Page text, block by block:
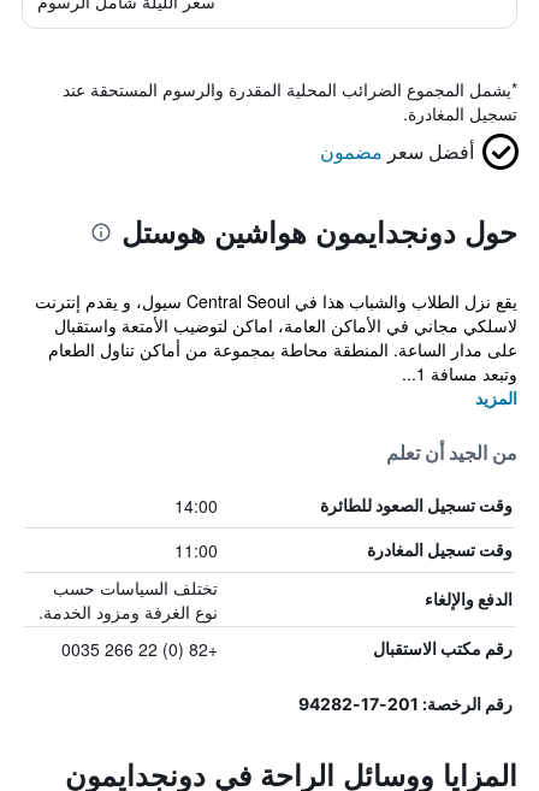
*يشمل المجموع الضرائب المحلية المقدرة والرسوم المستحقة عند
تسجيل المغادرة.
أفضل سعر مضمون
حول دونجدايمون هواشين هوستل
يقع نزل الطلاب والشباب هذا في Central Seoul سيول، و يقدم إنترنت
لاسلكي مجاني في الأماكن العامة، اماكن لتوضيب الأمتعة واستقبال
على مدار الساعة. المنطقة محاطة بمجموعة من أماكن تناول الطعام
وتبعد مسافة 1...
المزيد
من الجيد أن تعلم
وقت تسجيل الصعود للطائرة 14:00
وقت تسجيل المغادرة 11:00
الدفع والإلغاء
تختلف السياسات حسب
نوع الغرفة ومزود الخدمة.
رقم مكتب الاستقبال +82 (0) 22 266 0035
رقم الرخصة: 201-17-94282
المزايا ووسائل الراحة في دونجدايمون